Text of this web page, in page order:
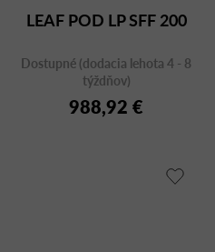
LEAF POD LP SFF 200
Dostupné (dodacia lehota 4 - 8
týždňov)
988,92 €